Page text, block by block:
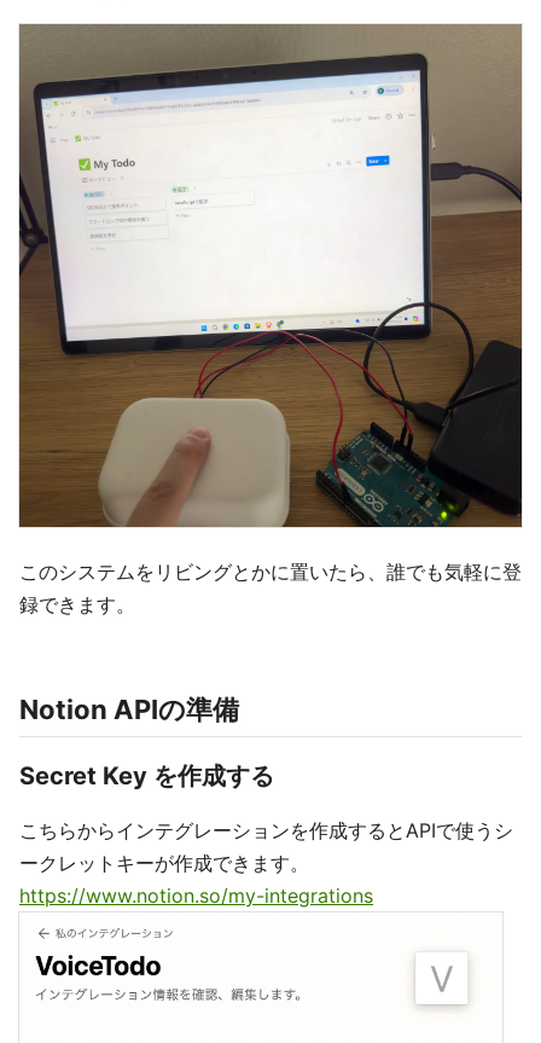
このシステムをリビングとかに置いたら、誰でも気軽に登
録できます。
Notion APIの準備
Secret Key を作成する
こちらからインテグレーションを作成するとAPIで使うシ
ークレットキーが作成できます。
https://www.notion.so/my-integrations